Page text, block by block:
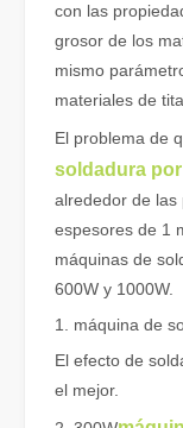
El corte por láser
con las
grosor de los
mismo
materiales de
El problema de
soldadura
alrededor de las
espesores de 1
máquinas de
600W y 1000W.
1. máquina de
El efecto de
el mejor.